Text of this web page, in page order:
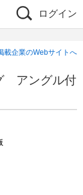
ログイン
載企業のWebサイトへ
アングル付